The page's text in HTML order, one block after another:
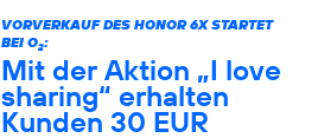
VORVERKAUF DES HONOR 6X STARTET
BEI O2:
Mit der Aktion „I love
sharing“ erhalten
Kunden 30 EUR